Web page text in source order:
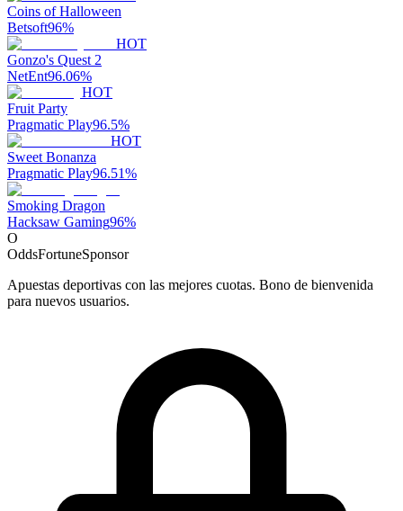
Coins of Halloween
Betsoft96%
HOT
Gonzo's Quest 2
NetEnt96.06%
HOT
Fruit Party
Pragmatic Play96.5%
HOT
Sweet Bonanza
Pragmatic Play96.51%
Smoking Dragon
Hacksaw Gaming96%
O
OddsFortuneSponsor
Apuestas deportivas con las mejores cuotas. Bono de bienvenida
para nuevos usuarios.